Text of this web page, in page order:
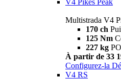
V4 Pikes Peak
Multistrada V4
170 ch
125 Nm
227 kg
À partir de 33
Configurez-la
V4 RS